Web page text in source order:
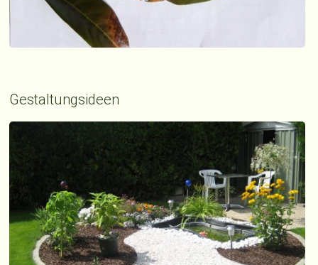
Gestaltungsideen